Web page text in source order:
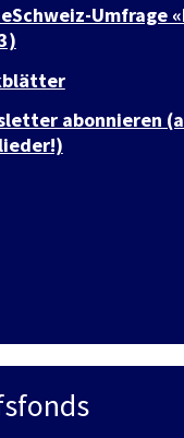
Umfrage
abonnieren